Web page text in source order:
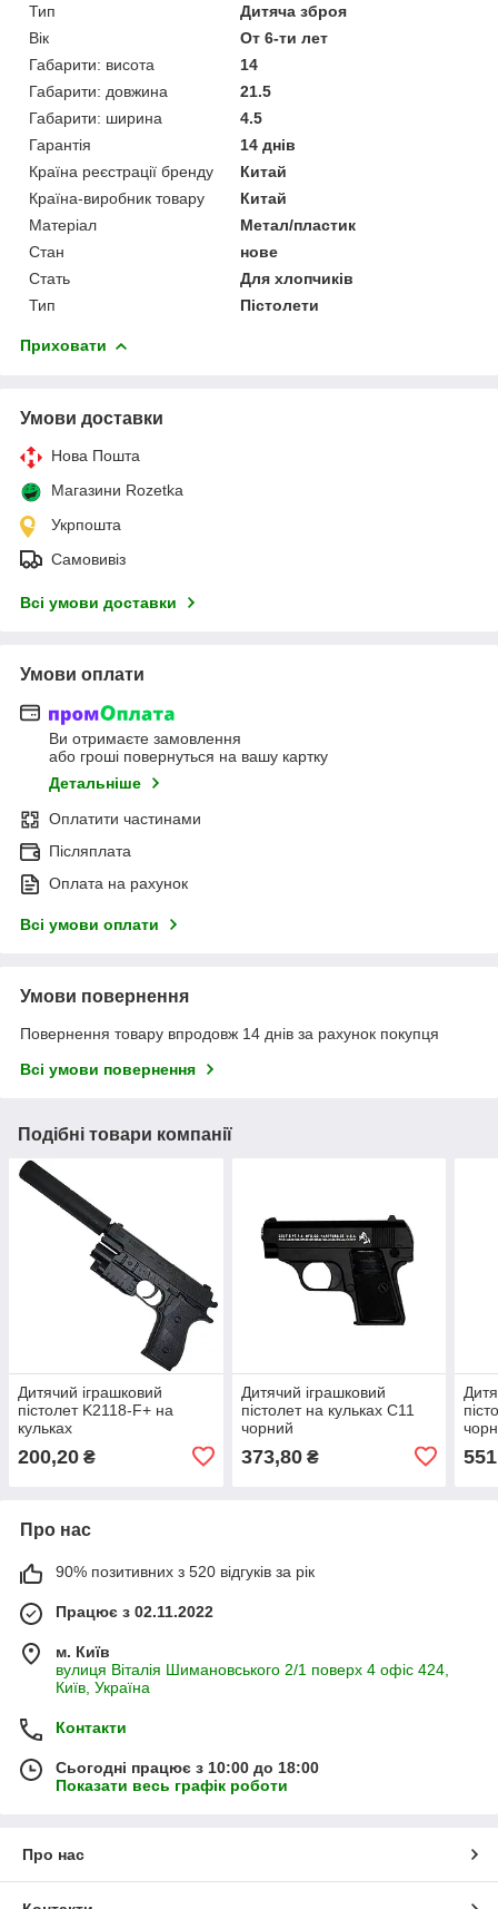
Тип
Дитяча зброя
Вік
От 6-ти лет
Габарити: висота
14
Габарити: довжина
21.5
Габарити: ширина
4.5
Гарантія
14 днів
Країна реєстрації бренду
Китай
Країна-виробник товару
Китай
Матеріал
Метал/пластик
Стан
нове
Стать
Для хлопчиків
Тип
Пістолети
Приховати
Умови доставки
Нова Пошта
Магазини Rozetka
Укрпошта
Самовивіз
Всі умови доставки
Умови оплати
Ви отримаєте замовлення
або гроші повернуться на вашу картку
Детальніше
Оплатити частинами
Післяплата
Оплата на рахунок
Всі умови оплати
Умови повернення
Повернення товару впродовж 14 днів за рахунок покупця
Всі умови повернення
Подібні товари компанії
Дитячий іграшковий
пістолет K2118-F+ на
кульках
200,20 ₴
Дитячий іграшковий
пістолет на кульках C11
чорний
373,80₴
Про нас
90% позитивних з 520 відгуків за рік
Працює з 02.11.2022
м. Київ
вулиця Віталія Шимановського 2/1 поверх 4 офіс 424,
Київ, Україна
Контакти
Сьогодні працює з 10:00 до 18:00
Показати весь графік роботи
Про нас